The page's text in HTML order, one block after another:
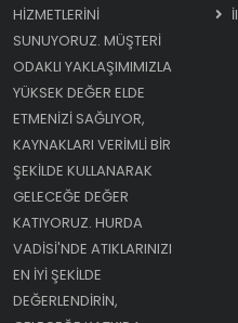
HIZMETLERINI
SUNUYORUZ. MÜŞTERI
ODAKLI YAKLAŞIMIMIZLA
YÜKSEK DEĞER ELDE
ETMENIZI SAĞLIYOR,
KAYNAKLARI VERIMLI BIR
ŞEKILDE KULLANARAK
GELECEĞE DEĞER
KATIYORUZ. HURDA
VADISI'NDE ATIKLARINIZI
EN IYI ŞEKILDE
DEĞERLENDIRIN,